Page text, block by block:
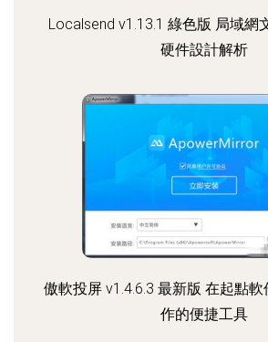
Localsend v1.13.1 綠色版 局域網
硬件設計解析
傲軟投屏 v1.4.6.3 最新版 在起點
作的便捷工具